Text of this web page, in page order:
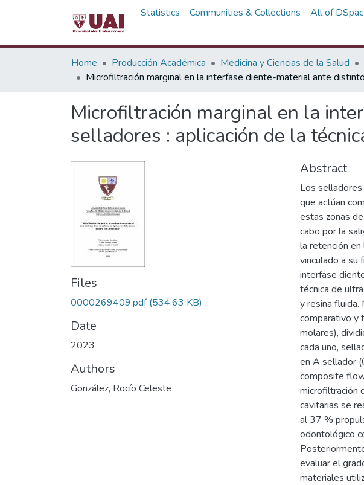
Statistics Communities & Collections All of
Home Producción Académica Medicina y Ciencias de la Salud
Microfiltración marginal en la interfase diente-material ante
Microfiltración marginal en la
selladores : aplicación de la
Files
0000269409.pdf (534.63 KB)
Date
2023
Authors
González, Rocío Celeste
Abstract
Los
que actúan
estas zonas
cabo por la
la retención
vinculado a su
interfase
técnica de
y resina
comparativo y
molares),
cada uno,
en A sellador
composite
microfiltración
cavitarias se
al 37 %
odontológico
evaluar el
materiales